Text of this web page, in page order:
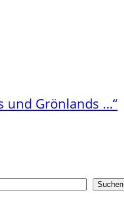
und Grönlands …“
Suchen